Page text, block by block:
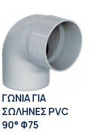
ΓΩΝΙΑ ΓΙΑ
ΣΩΛΗΝΕΣ PVC
90° Φ75